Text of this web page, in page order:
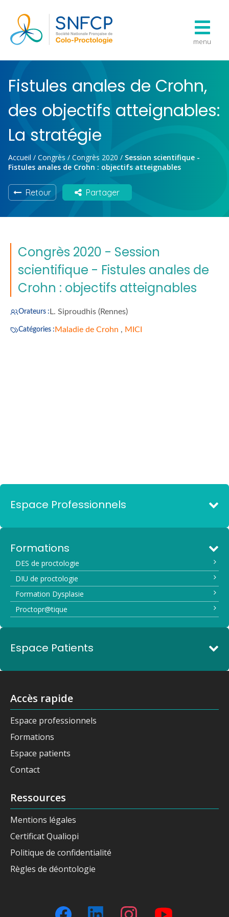
menu
Fistules anales de Crohn,
des objectifs atteignables:
La stratégie
Accueil / Congrès / Congrès 2020 / Session scientifique -
Fistules anales de Crohn : objectifs atteignables
Retour Partager
Congrès 2020 - Session
scientifique - Fistules anales de
Crohn : objectifs atteignables
Orateurs : L. Siproudhis (Rennes)
Catégories : Maladie de Crohn , MICI
Espace Professionnels
Formations
DES de proctologie
DIU de proctologie
Formation Dysplasie
Proctopr@tique
Espace Patients
Accès rapide
Espace professionnels
Formations
Espace patients
Contact
Ressources
Mentions légales
Certificat Qualiopi
Politique de confidentialité
Règles de déontologie